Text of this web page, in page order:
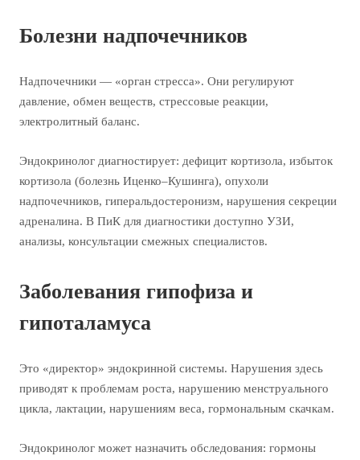
Болезни надпочечников
Надпочечники — «орган стресса». Они регулируют
давление, обмен веществ, стрессовые реакции,
электролитный баланс.
Эндокринолог диагностирует: дефицит кортизола, избыток
кортизола (болезнь Иценко–Кушинга), опухоли
надпочечников, гиперальдостеронизм, нарушения секреции
адреналина. В ПиК для диагностики доступно УЗИ,
анализы, консультации смежных специалистов.
Заболевания гипофиза и
гипоталамуса
Это «директор» эндокринной системы. Нарушения здесь
приводят к проблемам роста, нарушению менструального
цикла, лактации, нарушениям веса, гормональным скачкам.
Эндокринолог может назначить обследования: гормоны